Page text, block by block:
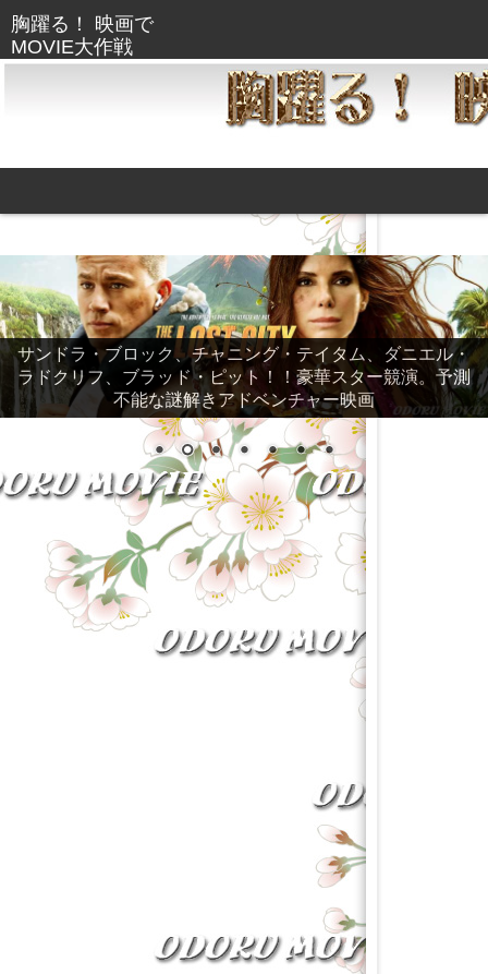
サンドラ・ブロック、チャニング・テイタム、ダニエル・
ラドクリフ、ブラッド・ピット！！豪華スター競演。予測
不能な謎解きアドベンチャー映画